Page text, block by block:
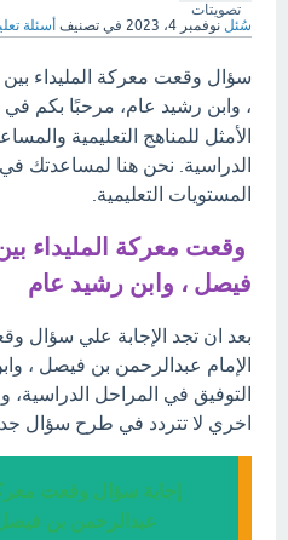
تصويتات
سُئل نوفمبر 4، 2023 في تصنيف أسئلة
سؤال وقعت معركة المليداء
، وابن رشيد عام، مرحبًا بكم في
الأمثل للمناهج التعليمية
الدراسية. نحن هنا لمساعدتك
المستويات التعليمية.
وقعت معركة المليداء
فيصل ، وابن رشيد عام
بعد ان تجد الإجابة علي سؤال
الإمام عبدالرحمن بن فيصل ،
التوفيق في المراحل الدراسية،
اخري لا تتردد في طرح سؤال
إجابة سؤال وقعت
عبدالرحمن بن